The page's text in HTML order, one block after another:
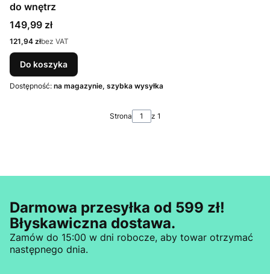
do wnętrz
Cena
149,99 zł
Cena
121,94 złbez VAT
Do koszyka
Dostępność: na magazynie, szybka wysyłka
Strona z 1
Darmowa przesyłka od 599 zł!
Błyskawiczna dostawa.
Zamów do 15:00 w dni robocze, aby towar otrzymać
następnego dnia.